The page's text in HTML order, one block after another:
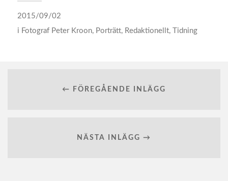
2015/09/02
i Fotograf Peter Kroon, Porträtt, Redaktionellt, Tidning
← FÖREGÅENDE INLÄGG
NÄSTA INLÄGG →